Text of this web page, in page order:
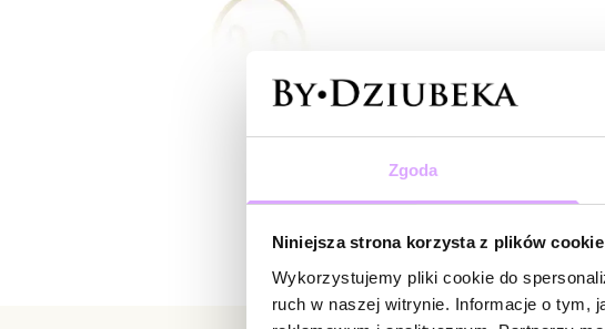
Zgoda
Niniejsza strona korzysta z plików cookie
Wykorzystujemy pliki cookie do
ruch w naszej witrynie. Informacje o tym,